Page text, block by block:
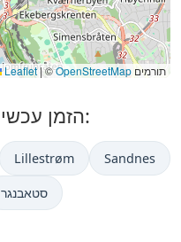
Leaflet|©OpenStreetMap תורמים
הזמן עכשיו בערים אחרות ב-נורווגיה:
Lillestrøm Sandnes
סטאבנגר